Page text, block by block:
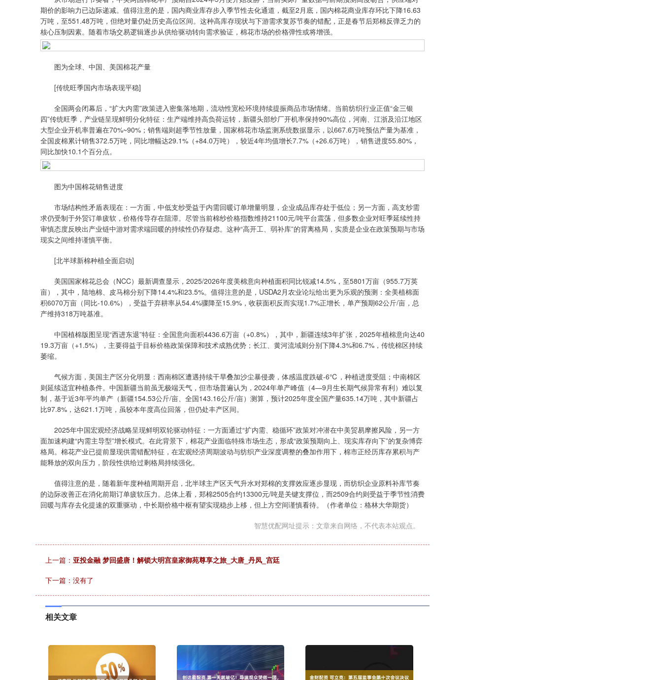
期价的影响力已边际递减。值得注意的是，国内商业库存步入季节性去化通道，截至2月底，国内棉花商业库存环比下降16.63
万吨，至551.48万吨，但绝对量仍处历史高位区间。这种高库存现状与下游需求复苏节奏的错配，正是春节后郑棉反弹乏力的
核心压制因素。随着市场交易逻辑逐步从供给驱动转向需求验证，棉花市场的价格弹性或将增强。
图为全球、中国、美国棉花产量
[传统旺季国内市场表现平稳]
全国两会闭幕后，“扩大内需”政策进入密集落地期，流动性宽松环境持续提振商品市场情绪。当前纺织行业正值“金三银
四”传统旺季，产业链呈现鲜明分化特征：生产端维持高负荷运转，新疆头部纱厂开机率保持90%高位，河南、江浙及沿江地区
大型企业开机率普遍在70%~90%；销售端则超季节性放量，国家棉花市场监测系统数据显示，以667.6万吨预估产量为基准，
全国皮棉累计销售372.5万吨，同比增幅达29.1%（+84.0万吨），较近4年均值增长7.7%（+26.6万吨），销售进度55.80%，
同比加快10.1个百分点。
图为中国棉花销售进度
市场结构性矛盾表现在：一方面，中低支纱受益于内需回暖订单增量明显，企业成品库存处于低位；另一方面，高支纱需
求仍受制于外贸订单疲软，价格传导存在阻滞。尽管当前棉纱价格指数维持21100元/吨平台震荡，但多数企业对旺季延续性持
审慎态度反映出产业链中游对需求端回暖的持续性仍存疑虑。这种“高开工、弱补库”的背离格局，实质是企业在政策预期与市场
现实之间维持谨慎平衡。
[北半球新棉种植全面启动]
美国国家棉花总会（NCC）最新调查显示，2025/2026年度美棉意向种植面积同比锐减14.5%，至5801万亩（955.7万英
亩），其中，陆地棉、皮马棉分别下降14.4%和23.5%。值得注意的是，USDA2月农业论坛给出更为乐观的预测：全美植棉面
积6070万亩（同比-10.6%），受益于弃耕率从54.4%骤降至15.9%，收获面积反而实现1.7%正增长，单产预期62公斤/亩，总
产维持318万吨基准。
中国植棉版图呈现“西进东退”特征：全国意向面积4436.6万亩（+0.8%），其中，新疆连续3年扩张，2025年植棉意向达40
19.3万亩（+1.5%），主要得益于目标价格政策保障和技术成熟优势；长江、黄河流域则分别下降4.3%和6.7%，传统棉区持续
萎缩。
气候方面，美国主产区分化明显：西南棉区遭遇持续干旱叠加沙尘暴侵袭，体感温度跌破-6℃，种植进度受阻；中南棉区
则延续适宜种植条件。中国新疆当前虽无极端天气，但市场普遍认为，2024年单产峰值（4—9月生长期气候异常有利）难以复
制，基于近3年平均单产（新疆154.53公斤/亩、全国143.16公斤/亩）测算，预计2025年度全国产量635.14万吨，其中新疆占
比97.8%，达621.1万吨，虽较本年度高位回落，但仍处丰产区间。
2025年中国宏观经济战略呈现鲜明双轮驱动特征：一方面通过“扩内需、稳循环”政策对冲潜在中美贸易摩擦风险，另一方
面加速构建“内需主导型”增长模式。在此背景下，棉花产业面临特殊市场生态，形成“政策预期向上、现实库存向下”的复杂博弈
格局。棉花产业已提前显现供需错配特征，在宏观经济周期波动与纺织产业深度调整的叠加作用下，棉市正经历库存累积与产
能释放的双向压力，阶段性供给过剩格局持续强化。
值得注意的是，随着新年度种植周期开启，北半球主产区天气升水对郑棉的支撑效应逐步显现，而纺织企业原料补库节奏
的边际改善正在消化前期订单疲软压力。总体上看，郑棉2505合约13300元/吨是关键支撑位，而2509合约则受益于季节性消费
回暖与库存去化提速的双重驱动，中长期价格中枢有望实现稳步上移，但上方空间谨慎看待。（作者单位：格林大华期货）
智慧优配网址提示：文章来自网络，不代表本站观点。
上一篇： 亚投金融 梦回盛唐！解锁大明宫皇家御苑尊享之旅_大唐_丹凤_宫廷
下一篇：没有了
相关文章